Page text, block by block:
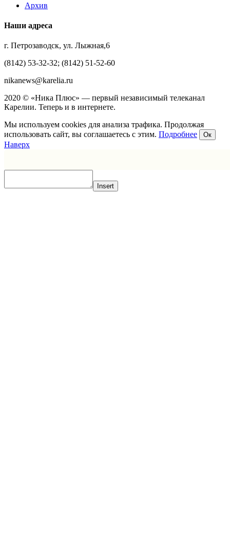
Архив
Наши адреса
г. Петрозаводск, ул. Лыжная,6
(8142) 53-32-32; (8142) 51-52-60
nikanews@karelia.ru
2020 © «Ника Плюс» — первый независимый телеканал
Карелии. Теперь и в интернете.
Мы используем cookies для анализа трафика. Продолжая
использовать сайт, вы соглашаетесь с этим. Подробнее Ок
Наверх
Insert